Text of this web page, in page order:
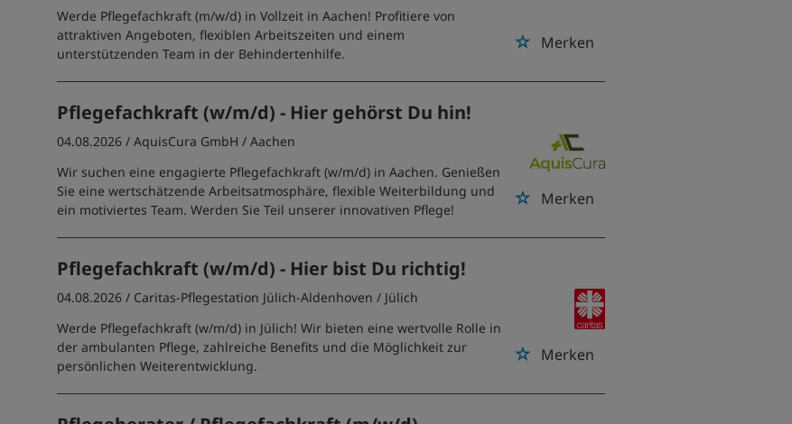
Merken
Werde Pflegefachkraft (m/w/d) in Vollzeit in Aachen! Profitiere von
attraktiven Angeboten, flexiblen Arbeitszeiten und einem
unterstützenden Team in der Behindertenhilfe.
Pflegefachkraft (w/m/d) - Hier gehörst Du hin!
Merken
04.08.2026 /AquisCura GmbH / Aachen
Wir suchen eine engagierte Pflegefachkraft (w/m/d) in Aachen. Genießen
Sie eine wertschätzende Arbeitsatmosphäre, flexible Weiterbildung und
ein motiviertes Team. Werden Sie Teil unserer innovativen Pflege!
Pflegefachkraft (w/m/d) - Hier bist Du richtig!
Merken
04.08.2026 / Caritas-Pflegestation Jülich-Aldenhoven / Jülich
Werde Pflegefachkraft (w/m/d) in Jülich! Wir bieten eine wertvolle Rolle in
der ambulanten Pflege, zahlreiche Benefits und die Möglichkeit zur
persönlichen Weiterentwicklung.